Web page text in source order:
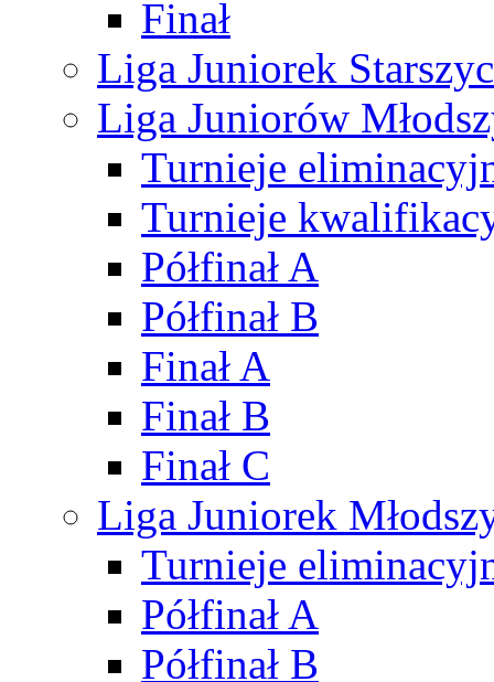
Finał
Liga Juniorek
Liga Juniorów
Turnieje
Turnieje
Półfinał A
Półfinał B
Finał A
Finał B
Finał C
Liga Juniorek
Turnieje
Półfinał A
Półfinał B